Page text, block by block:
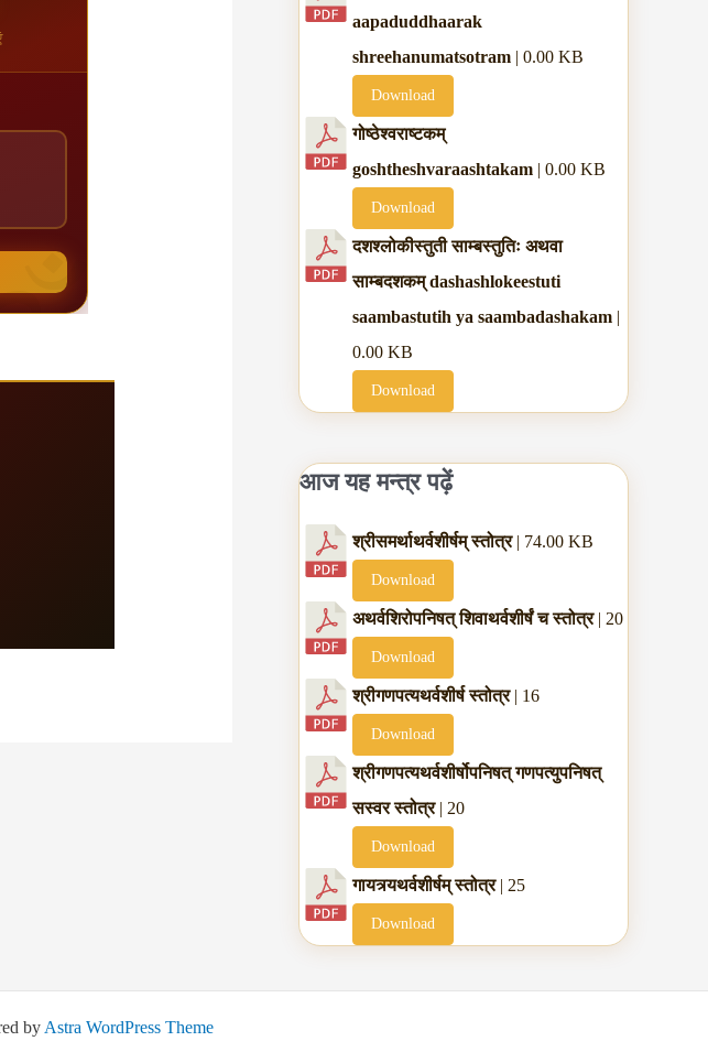
aapaduddhaarak
shreehanumatsotram | 0.00 KB
Download
गोष्ठेश्वराष्टकम्
goshtheshvaraashtakam | 0.00 KB
Download
दशश्लोकीस्तुती साम्बस्तुतिः अथवा
साम्बदशकम् dashashlokeestuti
saambastutih ya saambadashakam |
0.00 KB
Download
आज यह मन्त्र पढ़ें
श्रीसमर्थाथर्वशीर्षम् स्तोत्र| 74.00 KB
Download
अथर्वशिरोपनिषत् शिवाथर्वशीर्षं च स्तोत्र| 20
Download
श्रीगणपत्यथर्वशीर्ष स्तोत्र| 16
Download
श्रीगणपत्यथर्वशीर्षोपनिषत् गणपत्युपनिषत्
सस्वर स्तोत्र| 20
Download
गायत्र्यथर्वशीर्षम् स्तोत्र| 25
Download
by Astra WordPress Theme